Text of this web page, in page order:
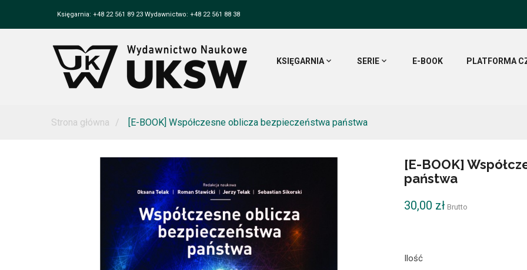
Księgarnia: +48 22 561 89 23 Wydawnictwo: +48 22 561 88 38
KSIĘGARNIA SERIE E-BOOK PLATFORMA
Strona główna [E-BOOK] Współczesne oblicza bezpieczeństwa państwa
[E-BOOK]
państwa
30,00 zł Brutto
Ilość